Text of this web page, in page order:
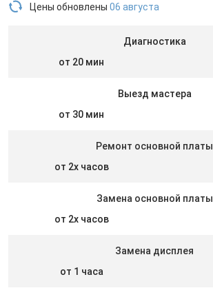
Цены обновлены 06 августа
Диагностика
от 20 мин
Выезд мастера
от 30 мин
Ремонт основной платы
от 2х часов
Замена основной платы
от 2х часов
Замена дисплея
от 1 часа